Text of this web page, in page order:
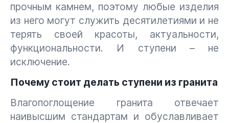
прочным камнем, поэтому любые изделия
из него могут служить десятилетиями и не
терять своей красоты, актуальности,
функциональности. И ступени – не
исключение.
Почему стоит делать ступени из гранита
Влагопоглощение гранита отвечает
наивысшим стандартам и обуславливает